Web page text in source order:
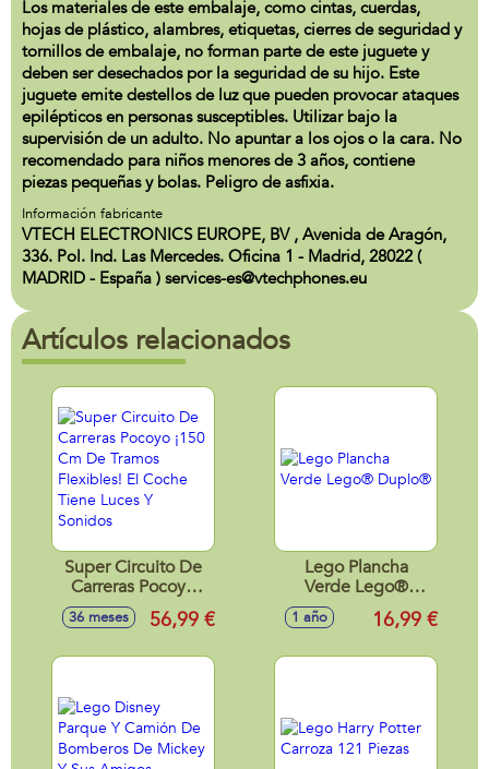
Los materiales de este embalaje, como cintas, cuerdas,
hojas de plástico, alambres, etiquetas, cierres de seguridad y
tornillos de embalaje, no forman parte de este juguete y
deben ser desechados por la seguridad de su hijo. Este
juguete emite destellos de luz que pueden provocar ataques
epilépticos en personas susceptibles. Utilizar bajo la
supervisión de un adulto. No apuntar a los ojos o la cara. No
recomendado para niños menores de 3 años, contiene
piezas pequeñas y bolas. Peligro de asfixia.
Información fabricante
VTECH ELECTRONICS EUROPE, BV , Avenida de Aragón,
336. Pol. Ind. Las Mercedes. Oficina 1 - Madrid, 28022 (
MADRID - España ) services-es@vtechphones.eu
Artículos relacionados
Super Circuito De
Carreras Pocoyo
¡150 Cm De Tramos
Flexibles! El Coche
36 meses 56,99 €
Lego Plancha
Verde Lego®
Duplo®
1 año 16,99 €